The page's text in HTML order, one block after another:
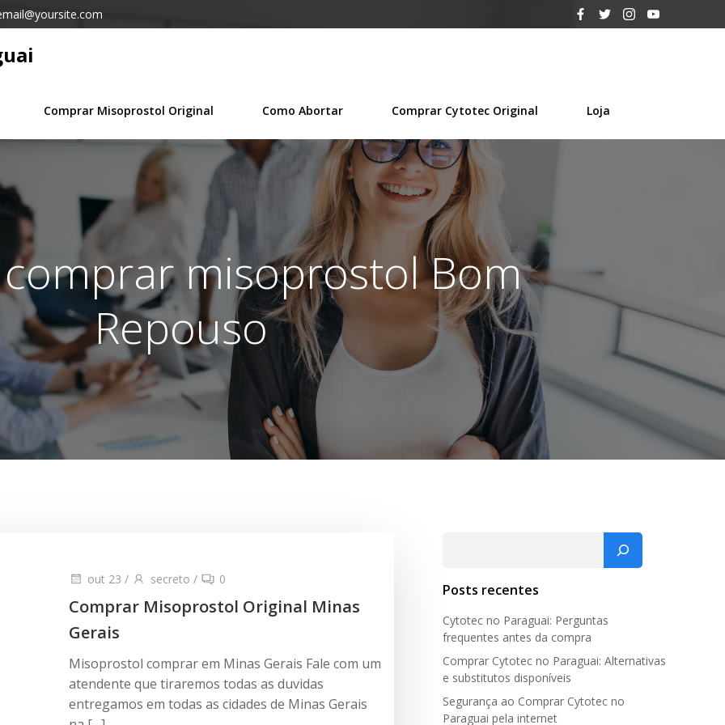
Comprar Misoprostol Original Como Abortar Comprar Cytotec Original Loja
misoprostol Bom
Repouso
out 23 / secreto / 0
Comprar Misoprostol Original Minas
Gerais
Misoprostol comprar em Minas Gerais Fale com um
atendente que tiraremos todas as duvidas
entregamos em todas as cidades de Minas Gerais
Posts recentes
Cytotec no Paraguai: Perguntas
frequentes antes da compra
Comprar Cytotec no Paraguai: Alternativas
e substitutos disponíveis
Segurança ao Comprar Cytotec no
Paraguai pela internet